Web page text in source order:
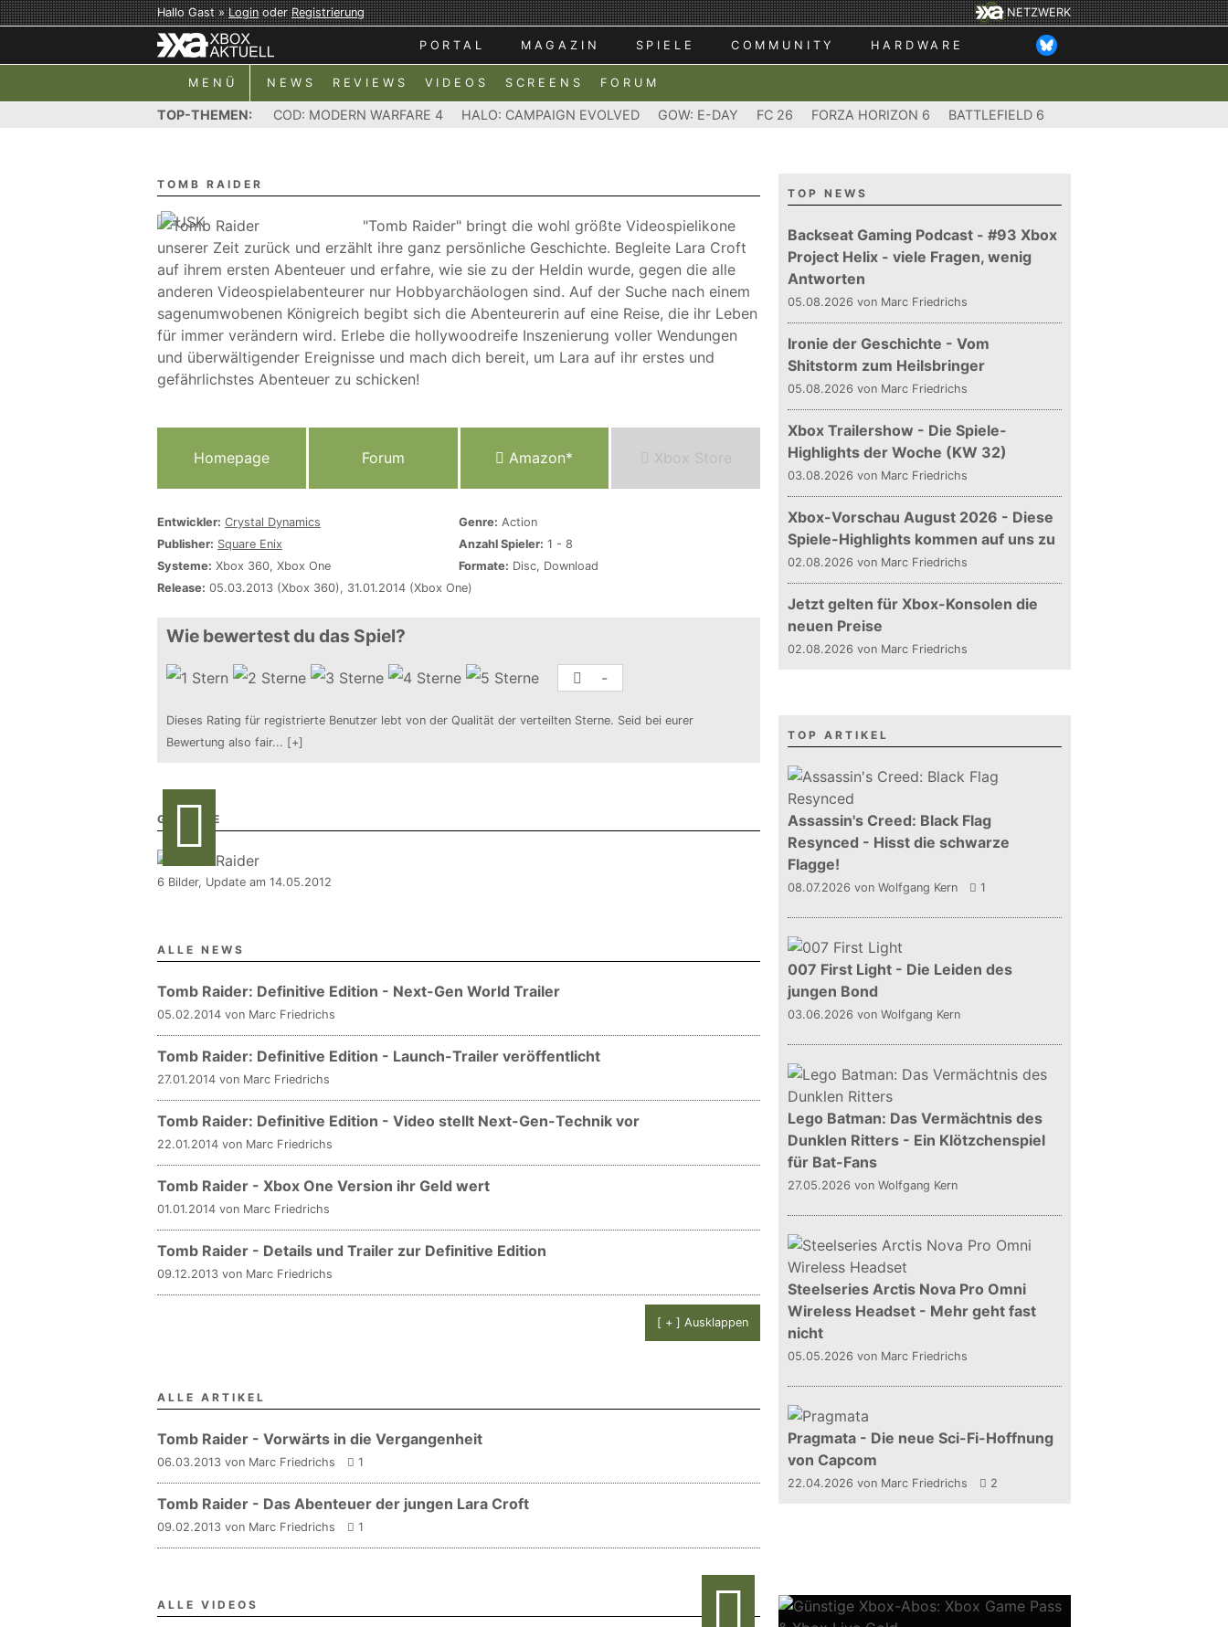
Hallo Gast »LoginoderRegistrierung NETZWERK
PORTAL MAGAZIN SPIELE COMMUNITY HARDWARE
MENÜ NEWS REVIEWS VIDEOS SCREENS FORUM
TOP-THEMEN: COD: MODERN WARFARE 4 HALO: CAMPAIGN EVOLVED GOW: E-DAY FC 26 FORZA HORIZON 6 BATTLEFIELD 6
TOMB RAIDER
"Tomb Raider" bringt die wohl größte Videospielikone
unserer Zeit zurück und erzählt ihre ganz persönliche Geschichte. Begleite Lara Croft
auf ihrem ersten Abenteuer und erfahre, wie sie zu der Heldin wurde, gegen die alle
anderen Videospielabenteurer nur Hobbyarchäologen sind. Auf der Suche nach einem
sagenumwobenen Königreich begibt sich die Abenteurerin auf eine Reise, die ihr Leben
für immer verändern wird. Erlebe die hollywoodreife Inszenierung voller Wendungen
und überwältigender Ereignisse und mach dich bereit, um Lara auf ihr erstes und
gefährlichstes Abenteuer zu schicken!
Homepage Forum Amazon* Xbox Store
Entwickler: Crystal Dynamics
Publisher: Square Enix
Systeme: Xbox 360, Xbox One
Genre: Action
Anzahl Spieler: 1 - 8
Formate: Disc, Download
Release: 05.03.2013 (Xbox 360), 31.01.2014 (Xbox One)
Wie bewertest du das Spiel?
-
Dieses Rating für registrierte Benutzer lebt von der Qualität der verteilten Sterne. Seid bei eurer
Bewertung also fair... [+]
GALERIE
6 Bilder, Update am 14.05.2012
ALLE NEWS
Tomb Raider: Definitive Edition - Next-Gen World Trailer
05.02.2014 von Marc Friedrichs
Tomb Raider: Definitive Edition - Launch-Trailer veröffentlicht
27.01.2014 von Marc Friedrichs
Tomb Raider: Definitive Edition - Video stellt Next-Gen-Technik vor
22.01.2014 von Marc Friedrichs
Tomb Raider - Xbox One Version ihr Geld wert
01.01.2014 von Marc Friedrichs
Tomb Raider - Details und Trailer zur Definitive Edition
09.12.2013 von Marc Friedrichs
[ + ] Ausklappen
ALLE ARTIKEL
Tomb Raider - Vorwärts in die Vergangenheit
06.03.2013 von Marc Friedrichs 1
Tomb Raider - Das Abenteuer der jungen Lara Croft
09.02.2013 von Marc Friedrichs 1
ALLE VIDEOS
TOP NEWS
Backseat Gaming Podcast - #93 Xbox
Project Helix - viele Fragen, wenig
Antworten
05.08.2026 von Marc Friedrichs
Ironie der Geschichte - Vom
Shitstorm zum Heilsbringer
05.08.2026 von Marc Friedrichs
Xbox Trailershow - Die Spiele-
Highlights der Woche (KW 32)
03.08.2026 von Marc Friedrichs
Xbox-Vorschau August 2026 - Diese
Spiele-Highlights kommen auf uns zu
02.08.2026 von Marc Friedrichs
Jetzt gelten für Xbox-Konsolen die
neuen Preise
02.08.2026 von Marc Friedrichs
TOP ARTIKEL
Assassin's Creed: Black Flag
Resynced - Hisst die schwarze
Flagge!
08.07.2026 von Wolfgang Kern 1
007 First Light - Die Leiden des
jungen Bond
03.06.2026 von Wolfgang Kern
Lego Batman: Das Vermächtnis des
Dunklen Ritters - Ein Klötzchenspiel
für Bat-Fans
27.05.2026 von Wolfgang Kern
Steelseries Arctis Nova Pro Omni
Wireless Headset - Mehr geht fast
nicht
05.05.2026 von Marc Friedrichs
Pragmata - Die neue Sci-Fi-Hoffnung
von Capcom
22.04.2026 von Marc Friedrichs 2